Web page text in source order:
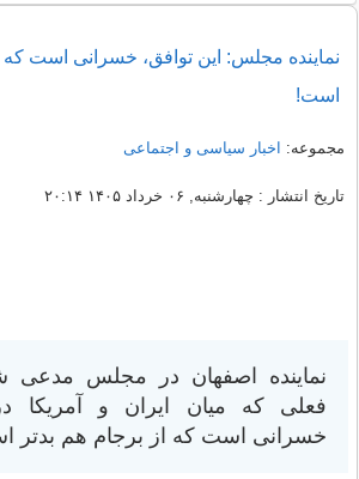
نماینده مجلس: این توافق، خسرانی است که
است!
مجموعه: اخبار سیاسی و اجتماعی
تاریخ انتشار : چهارشنبه, ۰۶ خرداد ۱۴۰۵ ۲۰:۱۴
نماینده اصفهان در مجلس مدعی
فعلی که میان ایران و آمریکا
خسرانی است که از برجام هم بدتر